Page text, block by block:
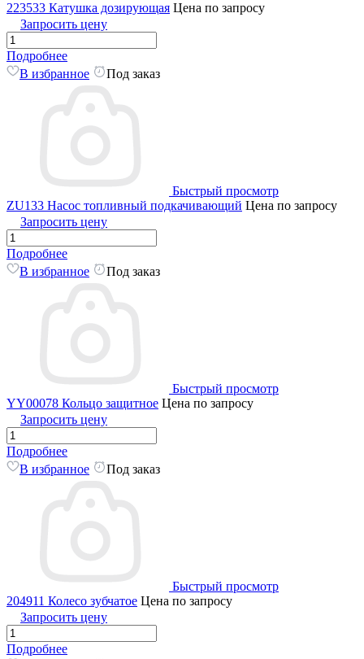
223533 Катушка дозирующая Цена по запросу
Запросить цену
Подробнее
В избранное
Под заказ
Быстрый просмотр
ZU133 Насос топливный подкачивающий Цена по запросу
Запросить цену
Подробнее
В избранное
Под заказ
Быстрый просмотр
YY00078 Кольцо защитное Цена по запросу
Запросить цену
Подробнее
В избранное
Под заказ
Быстрый просмотр
204911 Колесо зубчатое Цена по запросу
Запросить цену
Подробнее